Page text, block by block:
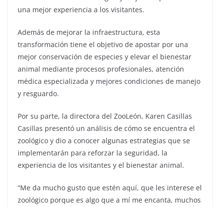
una mejor experiencia a los visitantes.
Además de mejorar la infraestructura, esta
transformación tiene el objetivo de apostar por una
mejor conservación de especies y elevar el bienestar
animal mediante procesos profesionales, atención
médica especializada y mejores condiciones de manejo
y resguardo.
Por su parte, la directora del ZooLeón, Karen Casillas
Casillas presentó un análisis de cómo se encuentra el
zoológico y dio a conocer algunas estrategias que se
implementarán para reforzar la seguridad, la
experiencia de los visitantes y el bienestar animal.
“Me da mucho gusto que estén aquí, que les interese el
zoológico porque es algo que a mí me encanta, muchos